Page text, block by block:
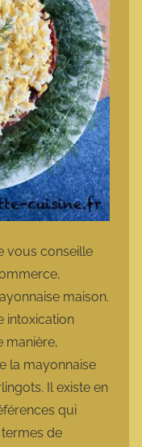
vous conseille
maison.
intoxication
manière,
la mayonnaise
Il existe en
qui
de